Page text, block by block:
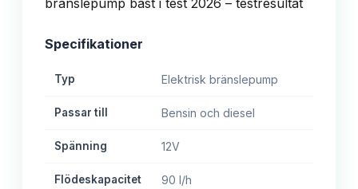
Specifikationer
Typ Elektrisk bränslepump
Passar till Bensin och diesel
Spänning 12V
Flödeskapacitet 90 l/h